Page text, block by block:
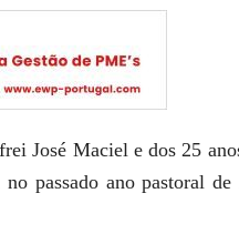
José Maciel e dos 25
passado ano pastoral